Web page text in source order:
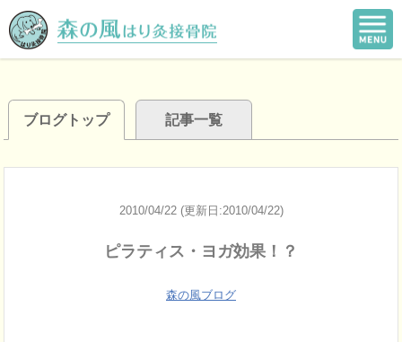
ブログトップ 記事一覧
2010/04/22 (更新日:2010/04/22)
ピラティス・ヨガ効果！？
森の風ブログ